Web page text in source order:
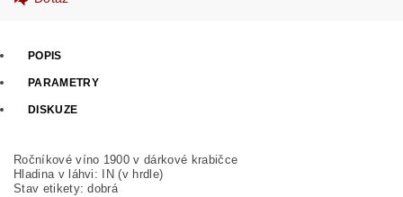
POPIS
PARAMETRY
DISKUZE
Ročníkové víno 1900 v dárkové krabičce
Hladina v láhvi: IN (v hrdle)
Stav etikety: dobrá